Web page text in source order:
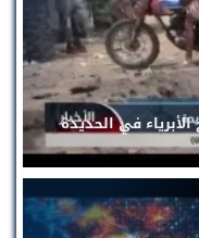
في الحديدة